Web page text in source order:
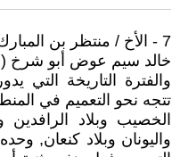
7 - الأخ / منتظر بن المبارك ج2
خالد سيم عوض أبو شرخ ( 2010 / 11 / 24 - 20:59 )
والفترة التاريخة التي
تتجه نحو التعميم في
الخصيب وبلاد
واليونان وبلاد كنعان,